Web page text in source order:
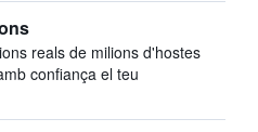
reals de milions d'hostes
confiança el teu